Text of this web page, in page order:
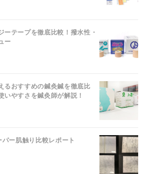
ーテープを徹底比較！撥水性・
ー
るおすすめの鍼灸鍼を徹底比
いやすさを鍼灸師が解説！
ー肌触り比較レポート